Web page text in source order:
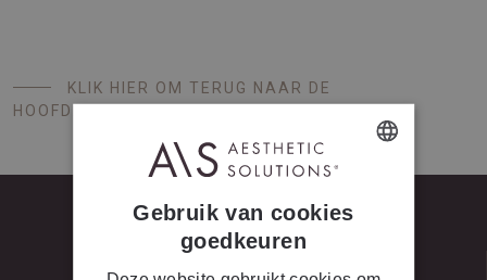
KLIK HIER OM TERUG NAAR DE
HOOFDPAGINA TE GAAN
FRENCH
Gebruik van cookies
goedkeuren